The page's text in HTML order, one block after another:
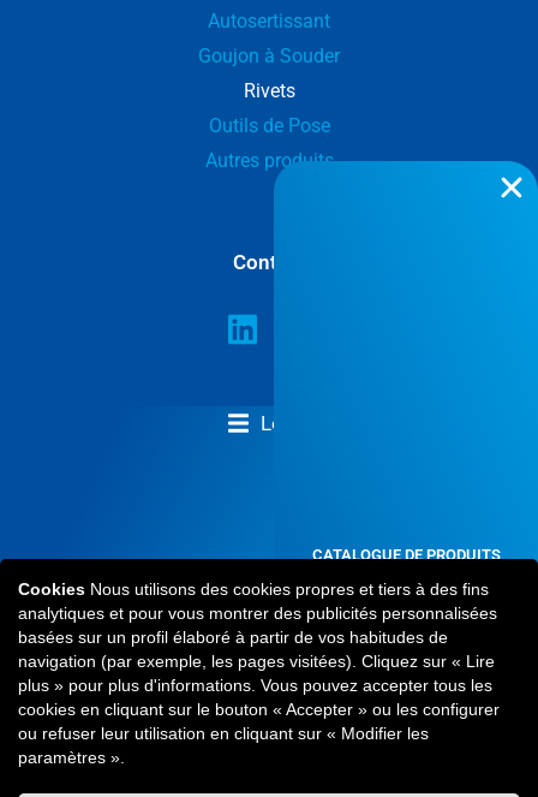
Autosertissant
Goujon à Souder
Rivets
Outils de Pose
Autres produits
Contact
Legal
Cookies Nous utilisons des cookies propres et tiers à des fins
analytiques et pour vous montrer des publicités personnalisées
basées sur un profil élaboré à partir de vos habitudes de
navigation (par exemple, les pages visitées). Cliquez sur « Lire
plus » pour plus d'informations. Vous pouvez accepter tous les
cookies en cliquant sur le bouton « Accepter » ou les configurer
ou refuser leur utilisation en cliquant sur « Modifier les
paramètres ».
CATALOGUE DE PRODUITS
À ne pas manquer
VOIR MAINTENANT